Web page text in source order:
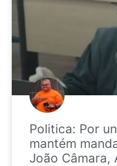
Politica: Por
mantém
João Câmara,